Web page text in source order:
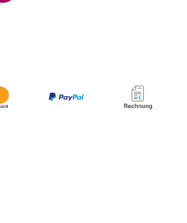
Machen - DIY-Set